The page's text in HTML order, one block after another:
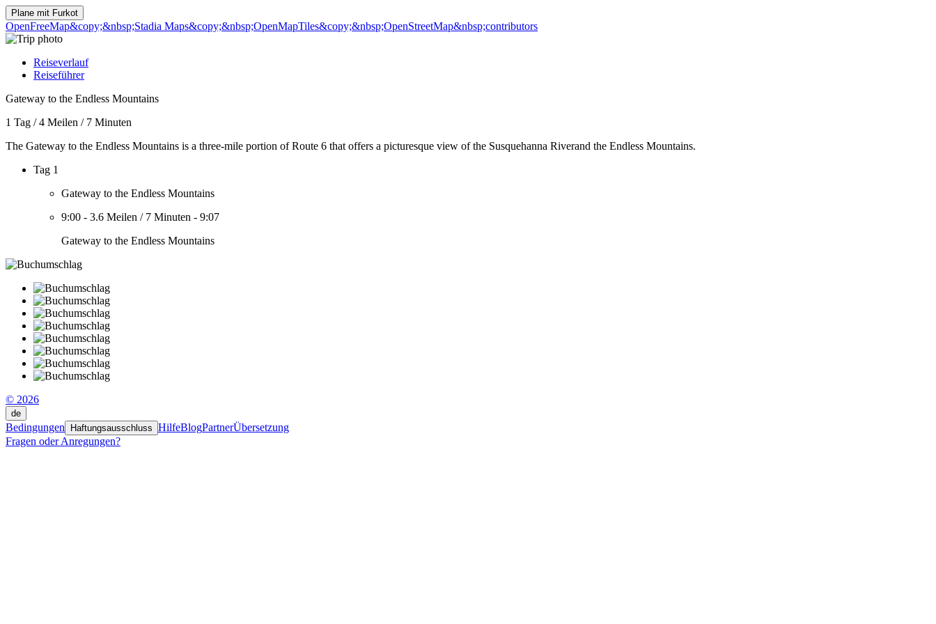
Plane mit Furkot
OpenFreeMap&copy;&nbsp;Stadia Maps&copy;&nbsp;OpenMapTiles&copy;&nbsp;OpenStreetMap&nbsp;contributors
Reiseverlauf
Reiseführer
Gateway to the Endless Mountains
1 Tag /4 Meilen / 7 Minuten
The Gateway to the Endless Mountains is a three-mile portion of Route 6 that offers a picturesque view of the Susquehanna Riverand the Endless Mountains.
Tag 1
Gateway to the Endless Mountains
9:00 - 3.6 Meilen / 7 Minuten - 9:07
Gateway to the Endless Mountains
© 2026
de
Bedingungen Haftungsausschluss HilfeBlogPartnerÜbersetzung
Fragen oder Anregungen?